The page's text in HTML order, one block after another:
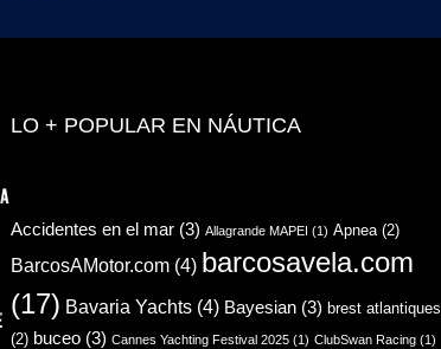
LO + POPULAR EN NÁUTICA
Accidentes en el mar(3) Allagrande MAPEI (1) Apnea(2)
BarcosAMotor.com(4) barcosavela.com
(17) Bavaria Yachts(4) Bayesian(3) brest atlantiques
(2) buceo(3) Cannes Yachting Festival 2025(1) ClubSwan Racing(1)